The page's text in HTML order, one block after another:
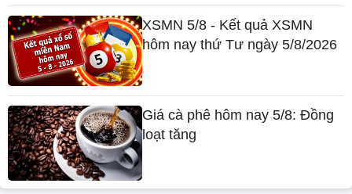
XSMN 5/8 - Kết quả XSMN
hôm nay thứ Tư ngày 5/8/2026
Giá cà phê hôm nay 5/8: Đồng
loạt tăng